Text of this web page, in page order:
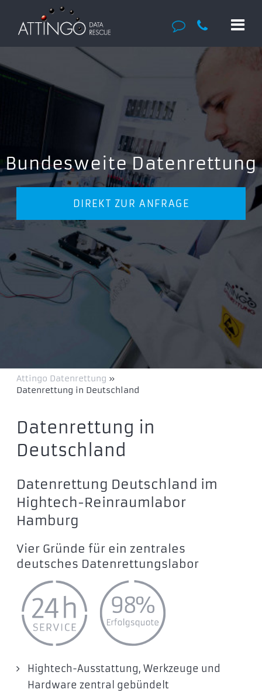
Bundesweite Datenrettung
DIREKT ZUR ANFRAGE
Attingo Datenrettung »
Datenrettung in Deutschland
Datenrettung in
Deutschland
Datenrettung Deutschland im
Hightech-Reinraumlabor
Hamburg
Vier Gründe für ein zentrales
deutsches Datenrettungslabor
Hightech-Ausstattung, Werkzeuge und
Hardware zentral gebündelt